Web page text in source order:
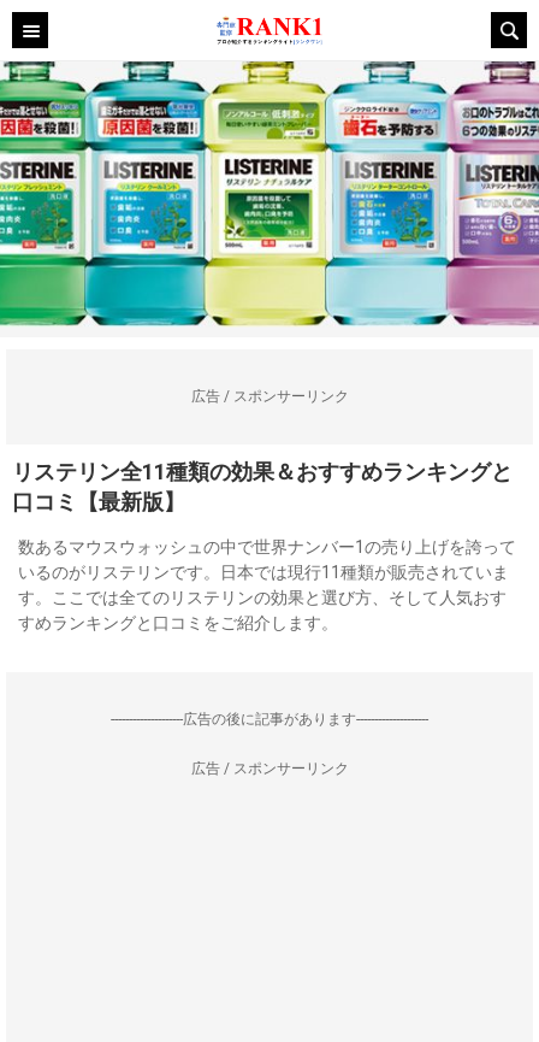
広告 / スポンサーリンク
リステリン全11種類の効果＆おすすめランキングと
口コミ【最新版】
数あるマウスウォッシュの中で世界ナンバー1の売り上げを誇って
いるのがリステリンです。日本では現行11種類が販売されていま
す。ここでは全てのリステリンの効果と選び方、そして人気おす
すめランキングと口コミをご紹介します。
--------------------広告の後に記事があります--------------------
広告 / スポンサーリンク